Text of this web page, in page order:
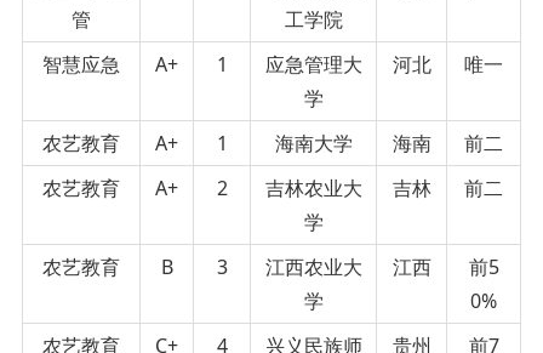
管
工学院
智慧应急 A+ 1
应急管理大
学
河北 唯一
农艺教育 A+ 1 海南大学 海南
前二
农艺教育
A+ 2
吉林农业大
学
吉林 前二
农艺教育 B 3
江西农业大
学
江西
前5
0%
农艺教育
C+ 4 兴义民族师 贵州 前7